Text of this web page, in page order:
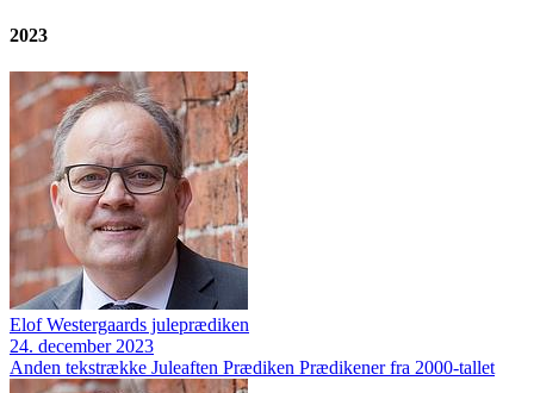
2023
Elof Westergaards juleprædiken
24. december 2023
Anden tekstrække Juleaften Prædiken Prædikener fra 2000-tallet